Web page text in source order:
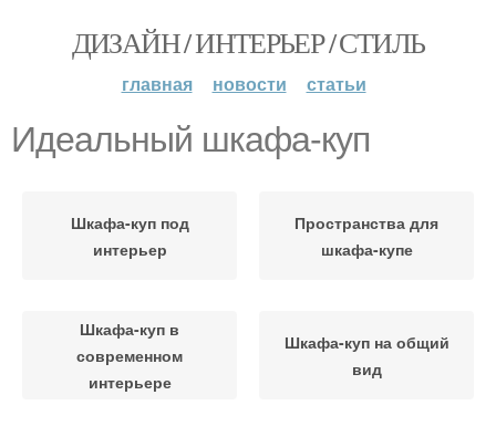
ДИЗАЙН / ИНТЕРЬЕР / СТИЛЬ
главная новости статьи
Идеальный шкафа-куп
Шкафа-куп под
интерьер
Пространства для
шкафа-купе
Шкафа-куп в
современном
интерьере
Шкафа-куп на общий
вид